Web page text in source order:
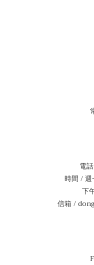
電
時間 /
下午
信箱 /